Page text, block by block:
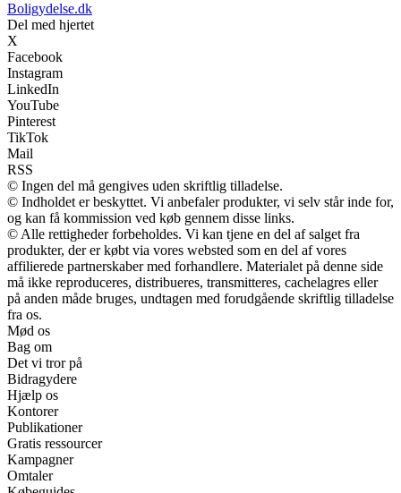
Boligydelse.dk
Del med hjertet
X
Facebook
Instagram
LinkedIn
YouTube
Pinterest
TikTok
Mail
RSS
© Ingen del må gengives uden skriftlig tilladelse.
© Indholdet er beskyttet. Vi anbefaler produkter, vi selv står inde for,
og kan få kommission ved køb gennem disse links.
© Alle rettigheder forbeholdes. Vi kan tjene en del af salget fra
produkter, der er købt via vores websted som en del af vores
affilierede partnerskaber med forhandlere. Materialet på denne side
må ikke reproduceres, distribueres, transmitteres, cachelagres eller
på anden måde bruges, undtagen med forudgående skriftlig tilladelse
fra os.
Mød os
Bag om
Det vi tror på
Bidragydere
Hjælp os
Kontorer
Publikationer
Gratis ressourcer
Kampagner
Omtaler